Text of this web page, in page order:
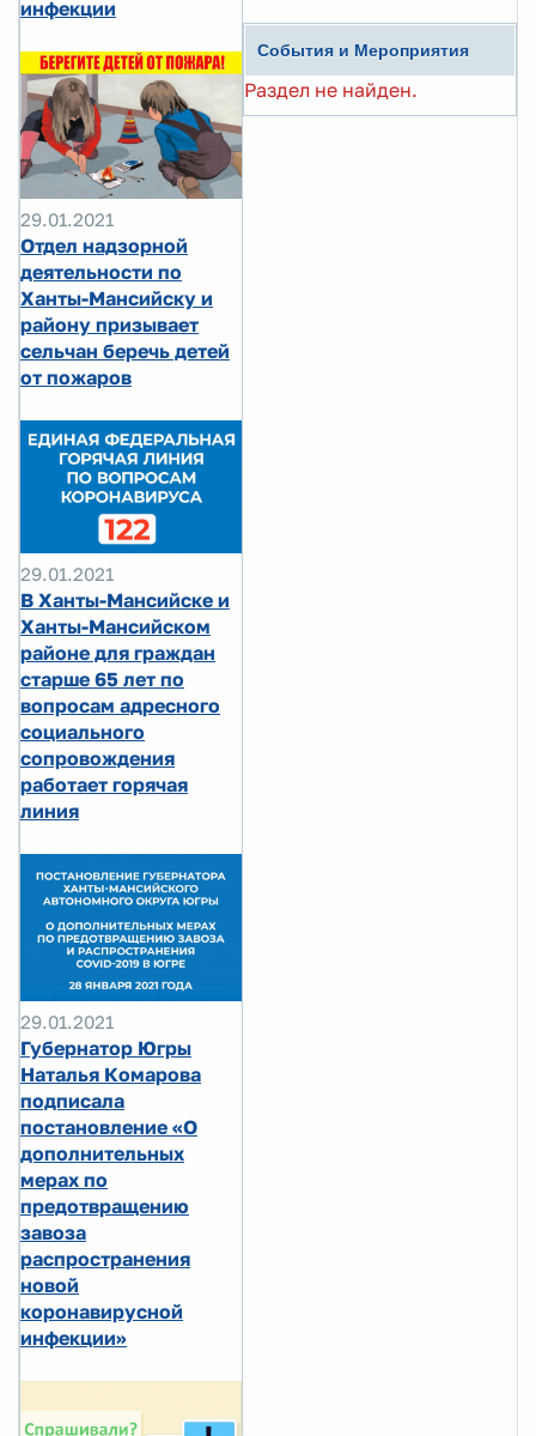
инфекции
29.01.2021
Отдел надзорной
деятельности по
Ханты-Мансийску и
району призывает
сельчан беречь детей
от пожаров
29.01.2021
В Ханты-Мансийске и
Ханты-Мансийском
районе для граждан
старше 65 лет по
вопросам адресного
социального
сопровождения
работает горячая
линия
29.01.2021
Губернатор Югры
Наталья Комарова
подписала
постановление «О
дополнительных
мерах по
предотвращению
завоза
распространения
новой
коронавирусной
инфекции»
События и Мероприятия
Раздел не найден.